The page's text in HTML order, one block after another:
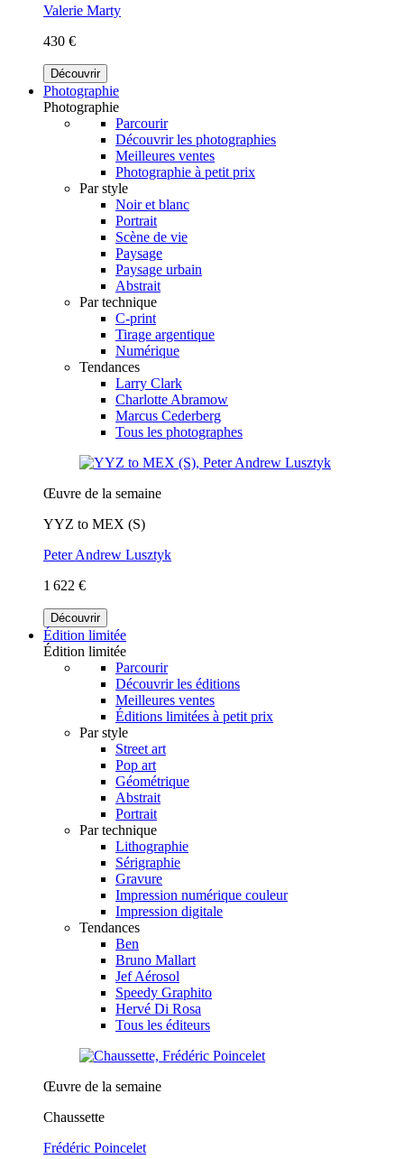
Valerie Marty
430 €
Découvrir
Photographie
Photographie
Parcourir
Découvrir les photographies
Meilleures ventes
Photographie à petit prix
Par style
Noir et blanc
Portrait
Scène de vie
Paysage
Paysage urbain
Abstrait
Par technique
C-print
Tirage argentique
Numérique
Tendances
Larry Clark
Charlotte Abramow
Marcus Cederberg
Tous les photographes
Œuvre de la semaine
YYZ to MEX (S)
Peter Andrew Lusztyk
1 622 €
Découvrir
Édition limitée
Édition limitée
Parcourir
Découvrir les éditions
Meilleures ventes
Éditions limitées à petit prix
Par style
Street art
Pop art
Géométrique
Abstrait
Portrait
Par technique
Lithographie
Sérigraphie
Gravure
Impression numérique couleur
Impression digitale
Tendances
Ben
Bruno Mallart
Jef Aérosol
Speedy Graphito
Hervé Di Rosa
Tous les éditeurs
Œuvre de la semaine
Chaussette
Frédéric Poincelet